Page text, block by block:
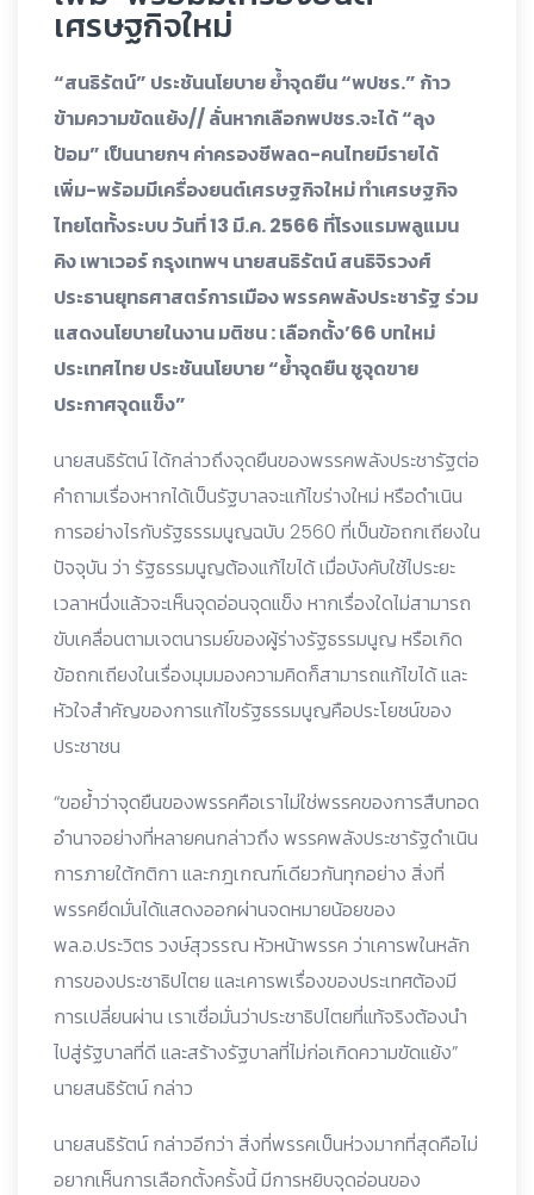
เศรษฐกิจใหม่
“สนธิรัตน์” ประชันนโยบาย ย้ำจุดยืน “พปชร.” ก้าว
ข้ามความขัดแย้ง// ลั่นหากเลือกพปชร.จะได้ “ลุง
ป้อม” เป็นนายกฯ ค่าครองชีพลด-คนไทยมีรายได้
เพิ่ม-พร้อมมีเครื่องยนต์เศรษฐกิจใหม่ ทำเศรษฐกิจ
ไทยโตทั้งระบบ วันที่ 13 มี.ค. 2566 ที่โรงแรมพลูแมน
คิง เพาเวอร์ กรุงเทพฯ นายสนธิรัตน์ สนธิจิรวงศ์
ประธานยุทธศาสตร์การเมือง พรรคพลังประชารัฐ ร่วม
แสดงนโยบายในงาน มติชน : เลือกตั้ง’66 บทใหม่
ประเทศไทย ประชันนโยบาย “ย้ำจุดยืน ชูจุดขาย
ประกาศจุดแข็ง”
นายสนธิรัตน์ ได้กล่าวถึงจุดยืนของพรรคพลังประชารัฐต่อ
คำถามเรื่องหากได้เป็นรัฐบาลจะแก้ไขร่างใหม่ หรือดำเนิน
การอย่างไรกับรัฐธรรมนูญฉบับ 2560 ที่เป็นข้อถกเถียงใน
ปัจจุบัน ว่า รัฐธรรมนูญต้องแก้ไขได้ เมื่อบังคับใช้ไประยะ
เวลาหนึ่งแล้วจะเห็นจุดอ่อนจุดแข็ง หากเรื่องใดไม่สามารถ
ขับเคลื่อนตามเจตนารมย์ของผู้ร่างรัฐธรรมนูญ หรือเกิด
ข้อถกเถียงในเรื่องมุมมองความคิดก็สามารถแก้ไขได้ และ
หัวใจสำคัญของการแก้ไขรัฐธรรมนูญคือประโยชน์ของ
ประชาชน
“ขอย้ำว่าจุดยืนของพรรคคือเราไม่ใช่พรรคของการสืบทอด
อำนาจอย่างที่หลายคนกล่าวถึง พรรคพลังประชารัฐดำเนิน
การภายใต้กติกา และกฎเกณฑ์เดียวกันทุกอย่าง สิ่งที่
พรรคยึดมั่นได้แสดงออกผ่านจดหมายน้อยของ
พล.อ.ประวิตร วงษ์สุวรรณ หัวหน้าพรรค ว่าเคารพในหลัก
การของประชาธิปไตย และเคารพเรื่องของประเทศต้องมี
การเปลี่ยนผ่าน เราเชื่อมั่นว่าประชาธิปไตยที่แท้จริงต้องนำ
ไปสู่รัฐบาลที่ดี และสร้างรัฐบาลที่ไม่ก่อเกิดความขัดแย้ง”
นายสนธิรัตน์ กล่าว
นายสนธิรัตน์ กล่าวอีกว่า สิ่งที่พรรคเป็นห่วงมากที่สุดคือไม่
อยากเห็นการเลือกตั้งครั้งนี้ มีการหยิบจุดอ่อนของ